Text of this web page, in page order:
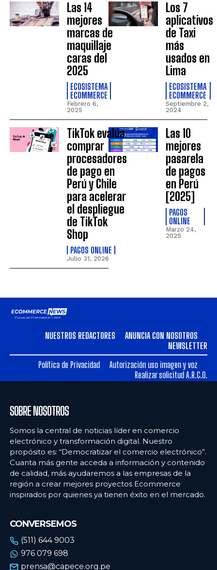
Las 14
mejores
marcas de
maquillaje
caras del
2025
ECOSISTEMA
ECOMMERCE
Febrero 6,
2025
Los 7
aplicativos
de Taxi
más
usados en
Lima
ECOSISTEMA
ECOMMERCE
Septiembre 2,
2024
TikTok evalúa
comprar
procesadores
de pago en
Perú y Chile
para acelerar
el despliegue
de TikTok
Shop
PAGOS ONLINE
Julio 31, 2026
Las 10
mejores
pasarela
de pagos
en Perú
[2025]
PAGOS
ONLINE
Marzo 24,
2025
NUESTROS REDACTORES
ANUNCIA CON NOSOTROS
NEWSLETTER
Política de Privacidad
Autorización uso imagen y voz
Realizar solicitud A.R.C.O.
SOBRE NOSOTROS
Somos la central de noticias líder en comercio
electrónico y transformación digital. Nuestro
propósito es: “Democratizar el comercio electrónico”.
Cuanta más gente acceda a información y contenido
de calidad, más ayudaremos a las empresas de la
región a crear mejores proyectos Ecommerce
inspirados por quienes ya tienen éxito en el mercado.
CONVERSEMOS
(511) 644 9003
976 079 698
prensa@capece.org.pe